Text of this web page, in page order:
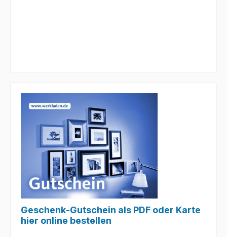
Geschenk-Gutschein als PDF oder Karte
hier online bestellen